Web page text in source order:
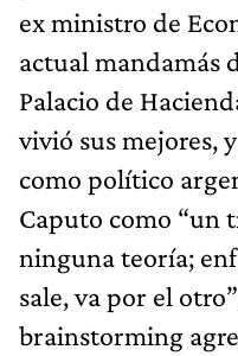
ex ministro de
actual mandamás
Palacio de
vivió sus mejores,
como político
Caputo como “un
ninguna teoría;
sale, va por el
brainstorming